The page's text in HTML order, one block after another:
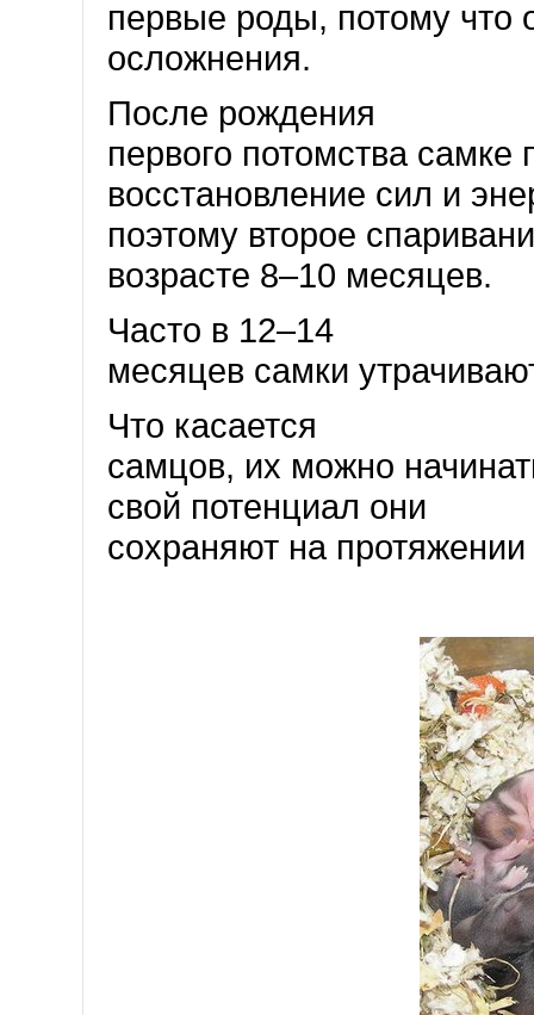
первые роды, потому что
осложнения.
После рождения
первого потомства
восстановление сил и
поэтому второе
возрасте 8–10 месяцев.
Часто в 12–14
месяцев самки
Что касается
самцов, их можно
свой потенциал они
сохраняют на